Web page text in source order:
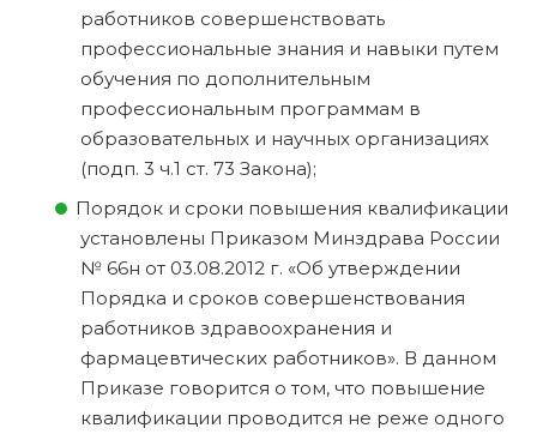
работников совершенствовать
профессиональные знания и навыки путем
обучения по дополнительным
профессиональным программам в
образовательных и научных организациях
(подп. 3 ч.1 ст. 73 Закона);
Порядок и сроки повышения квалификации
установлены Приказом Минздрава России
№ 66н от 03.08.2012 г. «Об утверждении
Порядка и сроков совершенствования
работников здравоохранения и
фармацевтических работников». В данном
Приказе говорится о том, что повышение
квалификации проводится не реже одного